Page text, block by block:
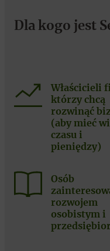
Dla kogo jest
Właścicieli
którzy chcą
rozwinąć
(aby mieć
czasu i
pieniędzy)
Osób
rozwojem
osobistym i